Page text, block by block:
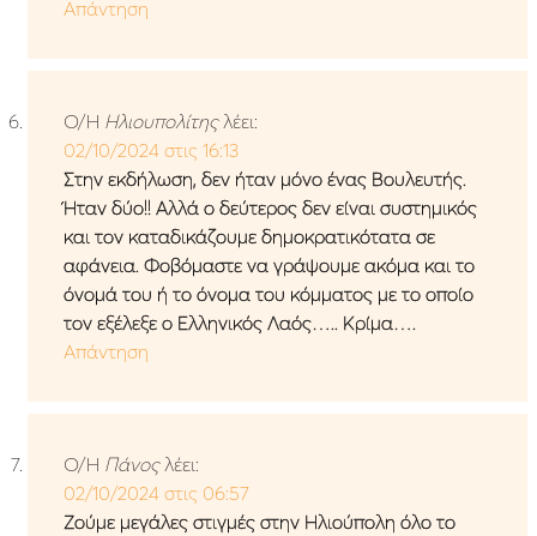
Απάντηση
Ο/Η Ηλιουπολίτης λέει:
02/10/2024 στις 16:13
Στην εκδήλωση, δεν ήταν μόνο ένας Βουλευτής.
Ήταν δύο!! Αλλά ο δεύτερος δεν είναι συστημικός
και τον καταδικάζουμε δημοκρατικότατα σε
αφάνεια. Φοβόμαστε να γράψουμε ακόμα και το
όνομά του ή το όνομα του κόμματος με το οποίο
τον εξέλεξε ο Ελληνικός Λαός….. Κρίμα….
Απάντηση
Ο/Η Πάνος λέει:
02/10/2024 στις 06:57
Ζούμε μεγάλες στιγμές στην Ηλιούπολη όλο το